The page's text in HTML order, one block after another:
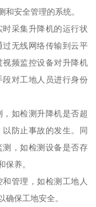
安全管理的系统。
采集升降机的运行状
无线网络传输到云平
频监控设备对升降机
对工地人员进行身份
如检测升降机是否超
防止事故的发生。同
，如检测设备是否存
保养。
管理，如检测工地人
确保工地安全。